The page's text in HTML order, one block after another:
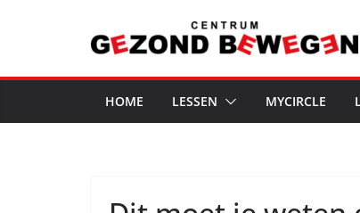
inhoud
HOME LESSEN MYCIRCLE